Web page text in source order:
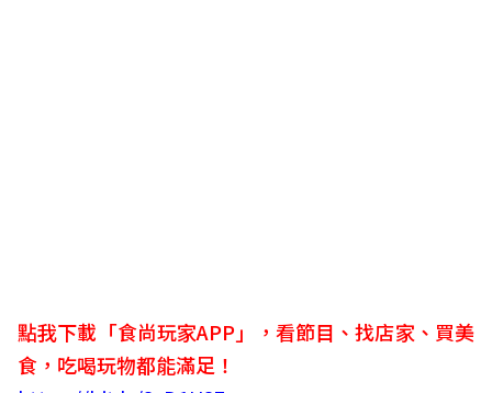
點我下載「食尚玩家APP」，看節目、找店家、買美
食，吃喝玩物都能滿足！